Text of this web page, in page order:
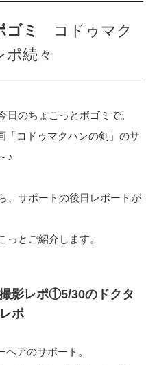
ゴミ
コドゥマク
続々
のちょこっとボゴミで。
「コドゥマクハンの剣」のサ
♪
、サポートの後日レポートが
とご紹介します。
影レポ①5/30のドクタ
ポ
アのサポート。